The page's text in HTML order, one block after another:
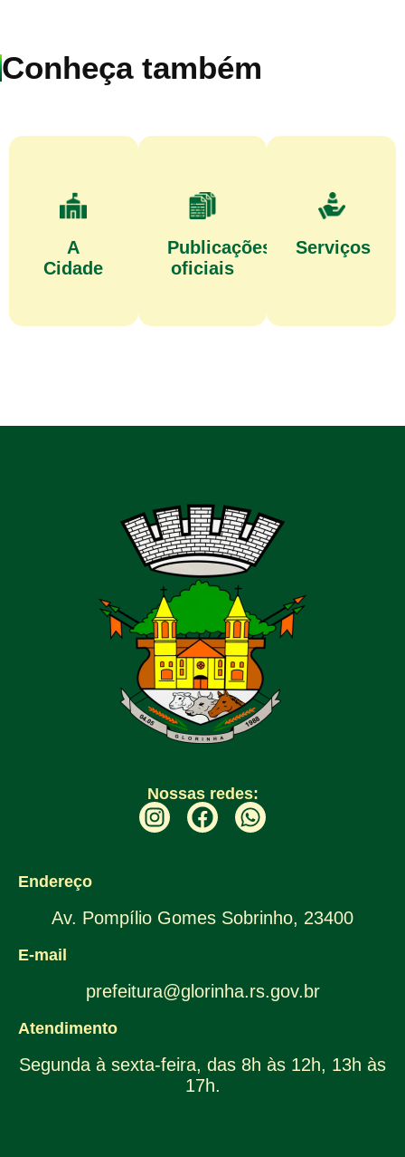
Conheça também
A
Cidade
Publicações
oficiais
Serviços
Nossas redes:
Endereço
Av. Pompílio Gomes Sobrinho, 23400
E-mail
prefeitura@glorinha.rs.gov.br
Atendimento
Segunda à sexta-feira, das 8h às 12h, 13h às
17h.